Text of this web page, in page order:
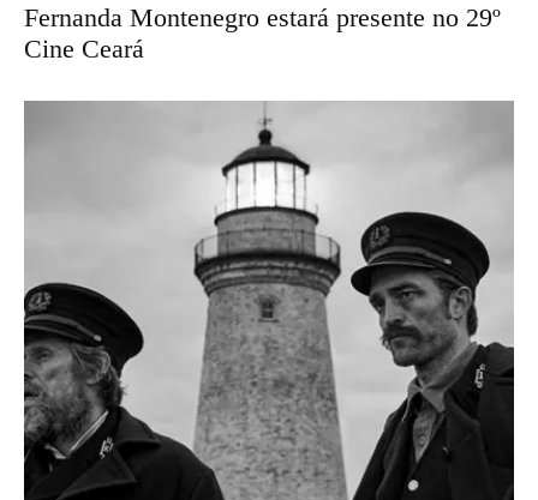
Fernanda Montenegro estará presente no 29º
Cine Ceará